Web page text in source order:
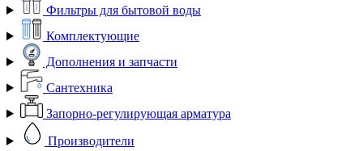
Фильтры для бытовой воды
Комплектующие
Дополнения и запчасти
Сантехника
Запорно-регулирующая арматура
Производители